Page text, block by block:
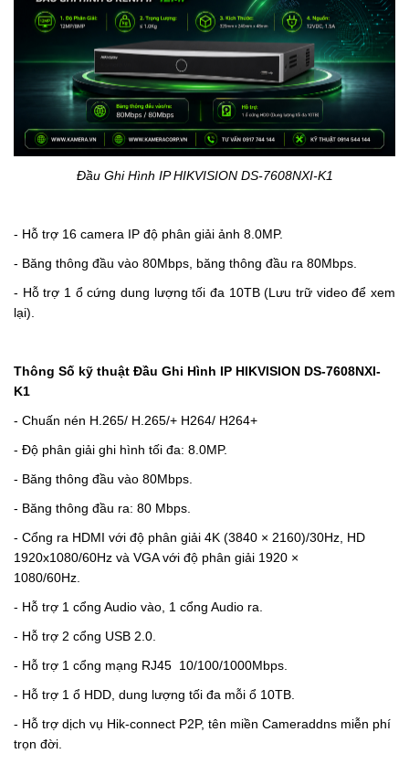
Đầu Ghi Hình IP HIKVISION DS-7608NXI-K1
- Hỗ trợ 16 camera IP độ phân giải ảnh 8.0MP.
- Băng thông đầu vào 80Mbps, băng thông đầu ra 80Mbps.
- Hỗ trợ 1 ổ cứng dung lượng tối đa 10TB (Lưu trữ video để xem
lại).
Thông Số kỹ thuật Đầu Ghi Hình IP HIKVISION DS-7608NXI-
K1
- Chuấn nén H.265/ H.265/+ H264/ H264+
- Độ phân giải ghi hình tối đa: 8.0MP.
- Băng thông đầu vào 80Mbps.
- Băng thông đầu ra: 80 Mbps.
- Cổng ra HDMI với độ phân giải 4K (3840 × 2160)/30Hz, HD
1920x1080/60Hz và VGA với độ phân giải 1920 ×
1080/60Hz.
- Hỗ trợ 1 cổng Audio vào, 1 cổng Audio ra.
- Hỗ trợ 2 cổng USB 2.0.
- Hỗ trợ 1 cổng mạng RJ45 10/100/1000Mbps.
- Hỗ trợ 1 ổ HDD, dung lượng tối đa mỗi ổ 10TB.
- Hỗ trợ dịch vụ Hik-connect P2P, tên miền Cameraddns miễn phí
trọn đời.